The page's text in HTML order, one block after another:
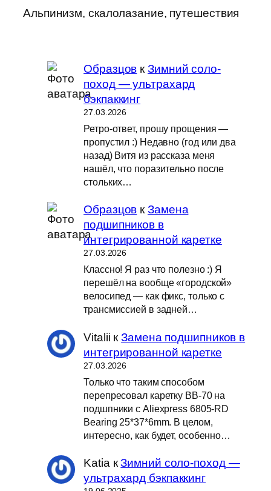
Альпинизм, скалолазание, путешествия
Образцов кЗимний соло-
поход — ультрахард
бэкпаккинг
27.03.2026
Ретро-ответ, прошу прощения —
пропустил :) Недавно (год или два
назад) Витя из рассказа меня
нашёл, что поразительно после
стольких…
Образцов кЗамена
подшипников в
интегрированной каретке
27.03.2026
Классно! Я раз что полезно :) Я
перешёл на вообще «городской»
велосипед — как фикс, только с
трансмиссией в задней…
Vitalii кЗамена подшипников в
интегрированной каретке
27.03.2026
Только что таким способом
перепресовал каретку BB-70 на
подшпники с Aliexpress 6805-RD
Bearing 25*37*6mm. В целом,
интересно, как будет, особенно…
KatiaкЗимний соло-поход —
ультрахард бэкпаккинг